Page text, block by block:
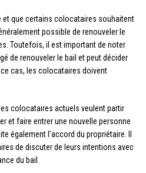
et que certains colocataires souhaitent
possible de renouveler le
Toutefois, il est important de noter
de renouveler le bail et peut décider
cas, les colocataires doivent
colocataires actuels veulent partir
et faire entrer une nouvelle personne
également l’accord du propriétaire. Il
de discuter de leurs intentions avec
du bail.